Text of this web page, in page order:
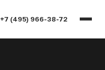
+7 (495) 966-38-72